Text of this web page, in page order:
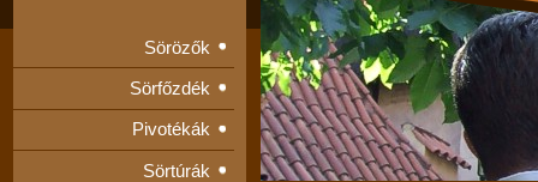
Sörözők
Sörfőzdék
Pivotékák
Sörtúrák